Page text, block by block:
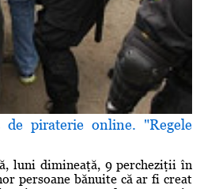
piraterie online. "Regele
luni dimineaţă, 9 percheziţii în
persoane bănuite că ar fi creat